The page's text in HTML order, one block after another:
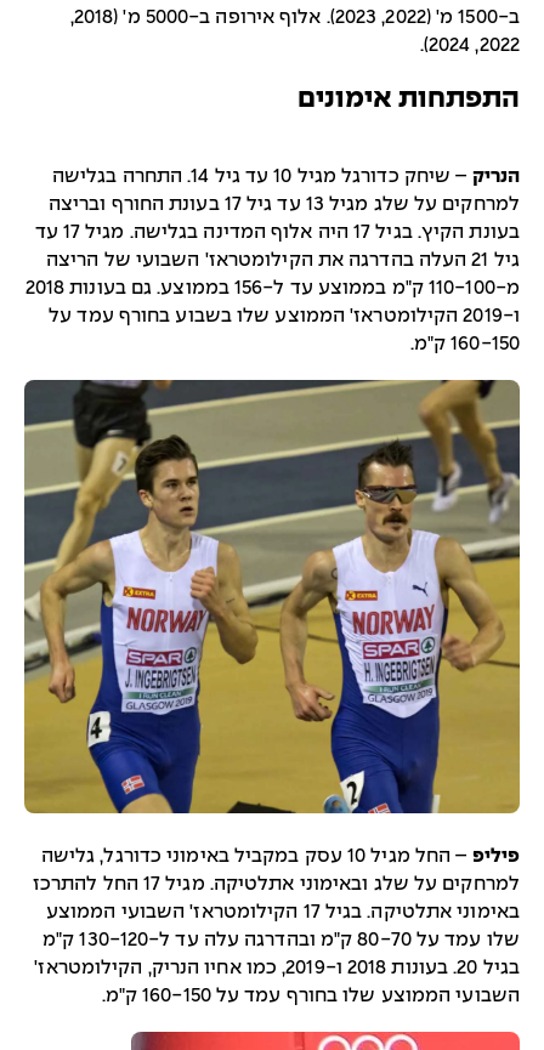
ב-1500 מ' (2022, 2023). אלוף אירופה ב-5000 מ' (2018,
2022, 2024).
התפתחות אימונים
הנריק
– שיחק כדורגל מגיל 10 עד גיל 14. התחרה בגלישה
למרחקים על שלג מגיל 13 עד גיל 17 בעונת החורף ובריצה
בעונת הקיץ. בגיל 17 היה אלוף המדינה בגלישה. מגיל 17 עד
גיל 21 העלה בהדרגה את הקילומטראז' השבועי של הריצה
מ-110-100 ק"מ בממוצע עד ל-156 בממוצע. גם בעונות 2018
ו-2019 הקילומטראז' הממוצע שלו בשבוע בחורף עמד על
160-150 ק"מ.
פיליפ
– החל מגיל 10 עסק במקביל באימוני כדורגל, גלישה
למרחקים על שלג ובאימוני אתלטיקה. מגיל 17 החל להתרכז
באימוני אתלטיקה. בגיל 17 הקילומטראז' השבועי הממוצע
שלו עמד על 80-70 ק"מ ובהדרגה עלה עד ל-130-120 ק"מ
בגיל 20. בעונות 2018 ו-2019, כמו אחיו הנריק, הקילומטראז'
השבועי הממוצע שלו בחורף עמד על 160-150 ק"מ.